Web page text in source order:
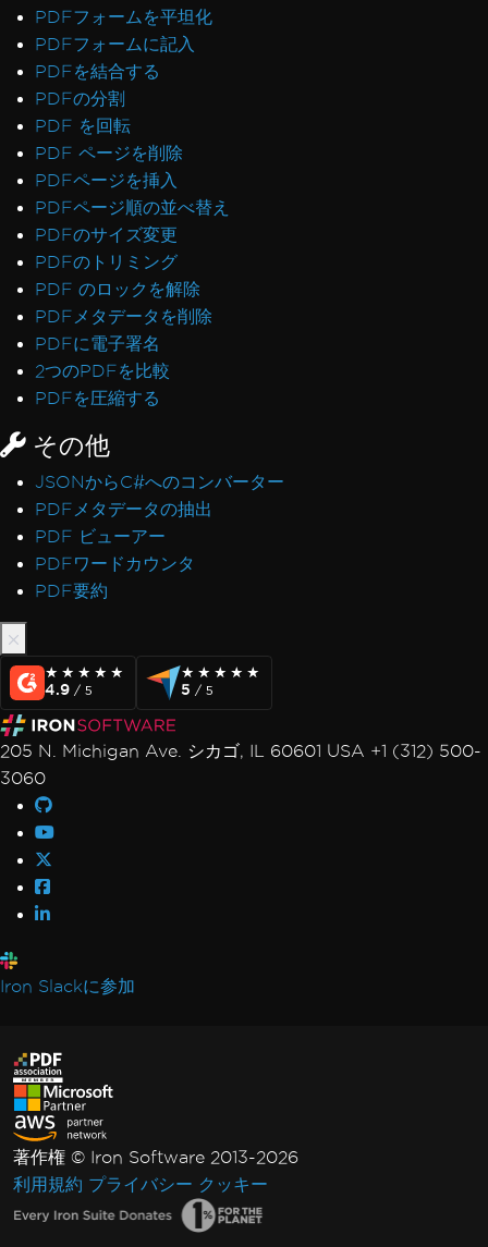
PDFフォームを平坦化
PDFフォームに記入
PDFを結合する
PDFの分割
PDF を回転
PDF ページを削除
PDFページを挿入
PDFページ順の並べ替え
PDFのサイズ変更
PDFのトリミング
PDF のロックを解除
PDFメタデータを削除
PDFに電子署名
2つのPDFを比較
PDFを圧縮する
その他
JSONからC#へのコンバーター
PDFメタデータの抽出
PDF ビューアー
PDFワードカウンタ
PDF要約
★★★★★
★★★★★
4.9 / 5
★★★★★
★★★★★
5 / 5
205 N. Michigan Ave. シカゴ, IL 60601 USA +1 (312) 500-
3060
Iron Slackに参加
著作権 © Iron Software 2013-2026
利用規約 プライバシー クッキー